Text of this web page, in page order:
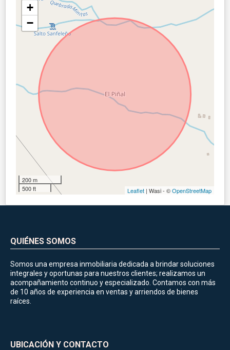
+
−
200 m
500 ft
Leaflet | Wasi - ©OpenStreetMap
QUIÉNES SOMOS
Somos una empresa inmobiliaria dedicada a brindar soluciones
integrales y oportunas para nuestros clientes; realizamos un
acompañamiento continuo y especializado. Contamos con más
de 10 años de experiencia en ventas y arriendos de bienes
raíces.
UBICACIÓN Y CONTACTO